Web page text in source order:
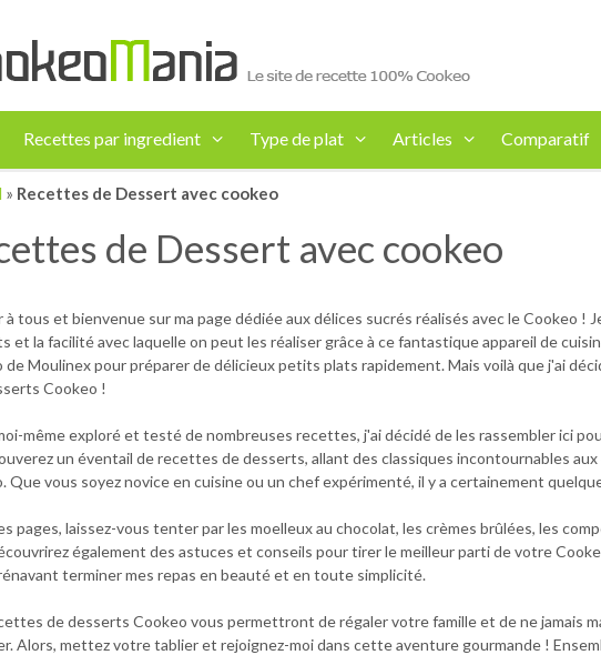
Recettes par ingredient Type de plat Articles Comparatif
» Recettes de Dessert avec cookeo
de Dessert avec cookeo
à tous et bienvenue sur ma page dédiée aux délices sucrés réalisés avec le Cookeo !
et la facilité avec laquelle on peut les réaliser grâce à ce fantastique appareil de
de Moulinex pour préparer de délicieux petits plats rapidement. Mais voilà que j'ai
Cookeo !
même exploré et testé de nombreuses recettes, j'ai décidé de les rassembler ici
un éventail de recettes de desserts, allant des classiques incontournables
Que vous soyez novice en cuisine ou un chef expérimenté, il y a certainement
pages, laissez-vous tenter par les moelleux au chocolat, les crèmes brûlées, les
également des astuces et conseils pour tirer le meilleur parti de votre
terminer mes repas en beauté et en toute simplicité.
de desserts Cookeo vous permettront de régaler votre famille et de ne jamais
Alors, mettez votre tablier et rejoignez-moi dans cette aventure gourmande !